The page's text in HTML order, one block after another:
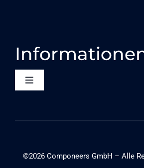
Toggle
©2026 Componeers GmbH – Alle